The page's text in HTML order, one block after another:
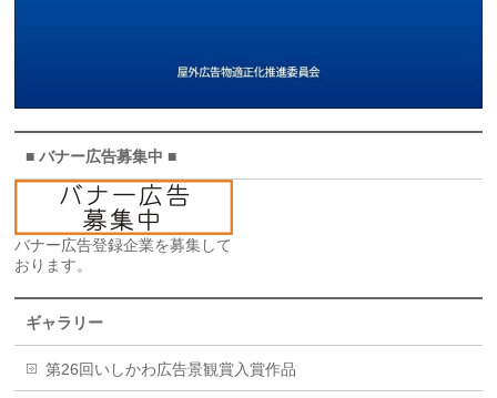
■ バナー広告募集中 ■
バナー広告登録企業を募集して
おります。
ギャラリー
第26回いしかわ広告景観賞入賞作品